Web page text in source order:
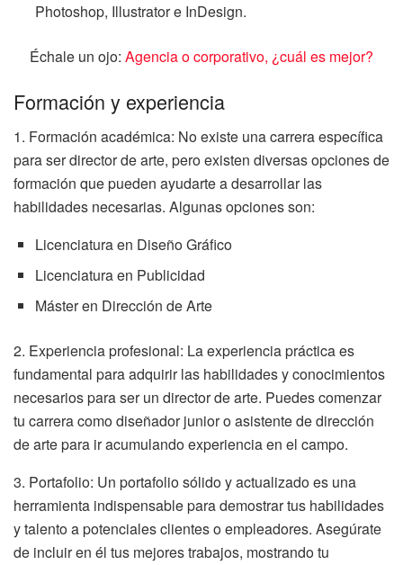
Photoshop, Illustrator e InDesign.
Échale un ojo: Agencia o corporativo, ¿cuál es mejor?
Formación y experiencia
1. Formación académica: No existe una carrera específica
para ser director de arte, pero existen diversas opciones de
formación que pueden ayudarte a desarrollar las
habilidades necesarias. Algunas opciones son:
Licenciatura en Diseño Gráfico
Licenciatura en Publicidad
Máster en Dirección de Arte
2. Experiencia profesional: La experiencia práctica es
fundamental para adquirir las habilidades y conocimientos
necesarios para ser un director de arte. Puedes comenzar
tu carrera como diseñador junior o asistente de dirección
de arte para ir acumulando experiencia en el campo.
3. Portafolio: Un portafolio sólido y actualizado es una
herramienta indispensable para demostrar tus habilidades
y talento a potenciales clientes o empleadores. Asegúrate
de incluir en él tus mejores trabajos, mostrando tu